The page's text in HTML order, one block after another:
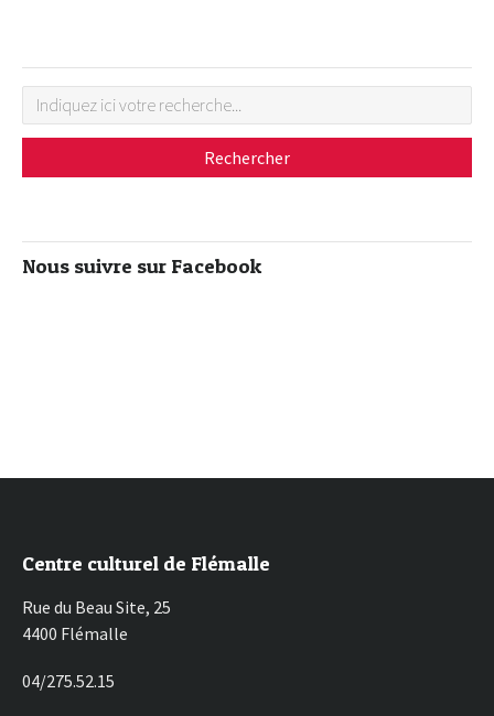
Nous suivre sur Facebook
Centre culturel de Flémalle
Rue du Beau Site, 25
4400 Flémalle
04/275.52.15